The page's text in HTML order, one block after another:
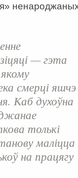
— гэта
смерці яшчэ
Каб духоўна
толькі
маліцца
на працягу